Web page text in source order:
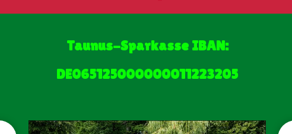
Taunus-Sparkasse IBAN:
DE065125000000011223205